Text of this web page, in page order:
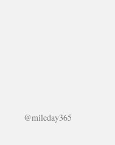
@mileday365